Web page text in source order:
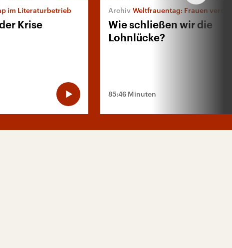
im Literaturbetrieb
Krise
Weltfrauentag: Frauen
Wie schließen wir die
Lohnlücke?
85:46 Minuten